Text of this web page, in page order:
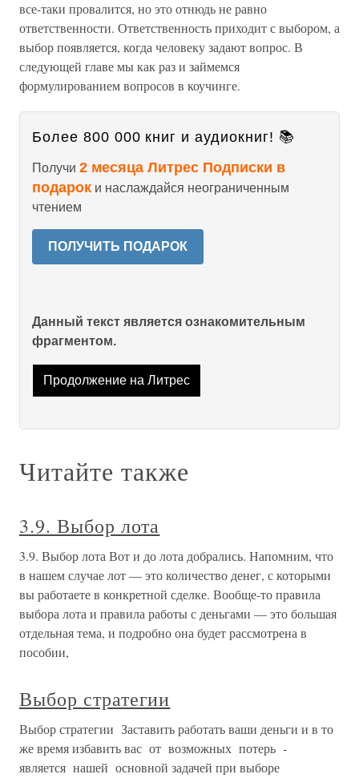
все-таки провалится, но это отнюдь не равно
ответственности. Ответственность приходит с выбором, а
выбор появляется, когда человеку задают вопрос. В
следующей главе мы как раз и займемся
формулированием вопросов в коучинге.
Более 800 000 книг и аудиокниг! 📚
Получи 2 месяца Литрес Подписки в
подарок и наслаждайся неограниченным
чтением
ПОЛУЧИТЬ ПОДАРОК
Данный текст является ознакомительным
фрагментом.
Продолжение на Литрес
Читайте также
3.9. Выбор лота
3.9. Выбор лота Вот и до лота добрались. Напомним, что
в нашем случае лот — это количество денег, с которыми
вы работаете в конкретной сделке. Вообще-то правила
выбора лота и правила работы с деньгами — это большая
отдельная тема, и подробно она будет рассмотрена в
пособии,
Выбор стратегии
Выбор стратегии Заставить работать ваши деньги и в то
же время избавить вас от возможных потерь -
является нашей основной задачей при выборе